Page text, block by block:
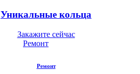
Уникальные кольца
Закажите сейчас
Ремонт
Ремонт